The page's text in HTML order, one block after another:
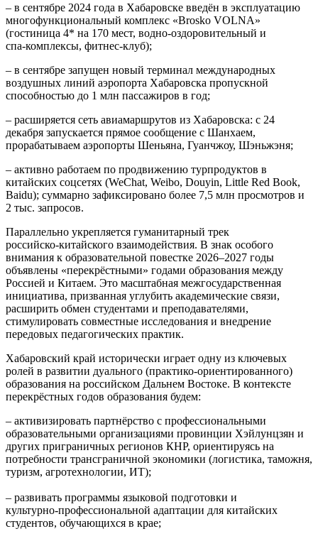
– в сентябре 2024 года в Хабаровске введён в эксплуатацию
многофункциональный комплекс «Brosko VOLNA»
(гостиница 4* на 170 мест, водно‑оздоровительный и
спа‑комплексы, фитнес‑клуб);
– в сентябре запущен новый терминал международных
воздушных линий аэропорта Хабаровска пропускной
способностью до 1 млн пассажиров в год;
– расширяется сеть авиамаршрутов из Хабаровска: с 24
декабря запускается прямое сообщение с Шанхаем,
прорабатываем аэропорты Шеньяна, Гуанчжоу, Шэньжэня;
– активно работаем по продвижению турпродуктов в
китайских соцсетях (WeChat, Weibo, Douyin, Little Red Book,
Baidu); суммарно зафиксировано более 7,5 млн просмотров и
2 тыс. запросов.
Параллельно укрепляется гуманитарный трек
российско‑китайского взаимодействия. В знак особого
внимания к образовательной повестке 2026–2027 годы
объявлены «перекрёстными» годами образования между
Россией и Китаем. Это масштабная межгосударственная
инициатива, призванная углубить академические связи,
расширить обмен студентами и преподавателями,
стимулировать совместные исследования и внедрение
передовых педагогических практик.
Хабаровский край исторически играет одну из ключевых
ролей в развитии дуального (практико‑ориентированного)
образования на российском Дальнем Востоке. В контексте
перекрёстных годов образования будем:
– активизировать партнёрство с профессиональными
образовательными организациями провинции Хэйлунцзян и
других приграничных регионов КНР, ориентируясь на
потребности трансграничной экономики (логистика, таможня,
туризм, агротехнологии, ИТ);
– развивать программы языковой подготовки и
культурно‑профессиональной адаптации для китайских
студентов, обучающихся в крае;